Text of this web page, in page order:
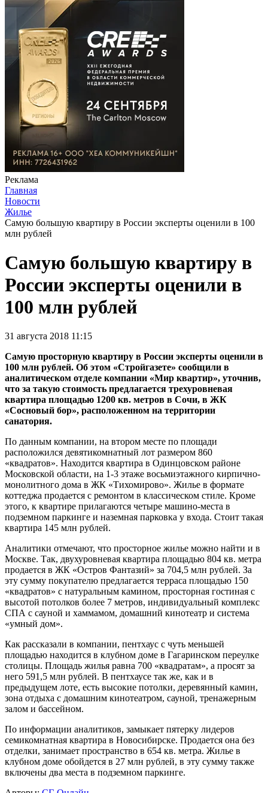
Реклама
Главная
Новости
Жилье
Самую большую квартиру в России эксперты оценили в 100
млн рублей
Самую большую квартиру в
России эксперты оценили в
100 млн рублей
31 августа 2018 11:15
Самую просторную квартиру в России эксперты оценили в
100 млн рублей. Об этом «Стройгазете» сообщили в
аналитическом отделе компании «Мир квартир», уточнив,
что за такую стоимость предлагается трехуровневая
квартира площадью 1200 кв. метров в Сочи, в ЖК
«Сосновый бор», расположенном на территории
санатория.
По данным компании, на втором месте по площади
расположился девятикомнатный лот размером 860
«квадратов». Находится квартира в Одинцовском районе
Московской области, на 1-3 этаже восьмиэтажного кирпично-
монолитного дома в ЖК «Тихомирово». Жилье в формате
коттеджа продается с ремонтом в классическом стиле. Кроме
этого, к квартире прилагаются четыре машино-места в
подземном паркинге и наземная парковка у входа. Стоит такая
квартира 145 млн рублей.
Аналитики отмечают, что просторное жилье можно найти и в
Москве. Так, двухуровневая квартира площадью 804 кв. метра
продается в ЖК «Остров Фантазий» за 704,5 млн рублей. За
эту сумму покупателю предлагается терраса площадью 150
«квадратов» с натуральным камином, просторная гостиная с
высотой потолков более 7 метров, индивидуальный комплекс
СПА с сауной и хаммамом, домашний кинотеатр и система
«умный дом».
Как рассказали в компании, пентхаус с чуть меньшей
площадью находится в клубном доме в Гагаринском переулке
столицы. Площадь жилья равна 700 «квадратам», а просят за
него 591,5 млн рублей. В пентхаусе так же, как и в
предыдущем лоте, есть высокие потолки, деревянный камин,
зона отдыха с домашним кинотеатром, сауной, тренажерным
залом и бассейном.
По информации аналитиков, замыкает пятерку лидеров
семикомнатная квартира в Новосибирске. Продается она без
отделки, занимает пространство в 654 кв. метра. Жилье в
клубном доме обойдется в 27 млн рублей, в эту сумму также
включены два места в подземном паркинге.